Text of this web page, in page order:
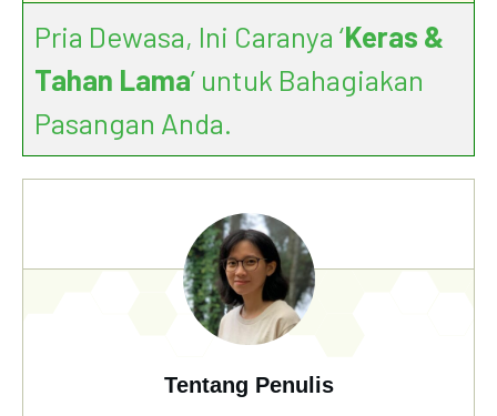
Pria Dewasa, Ini Caranya ‘Keras &
Tahan Lama’ untuk Bahagiakan
Pasangan Anda.
Tentang Penulis